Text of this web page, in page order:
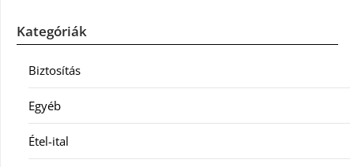
Kategóriák
Biztosítás
Egyéb
Étel-ital